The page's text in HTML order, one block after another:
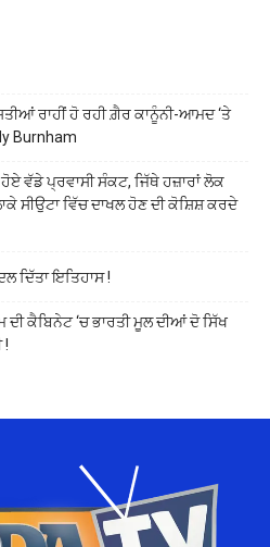
ਰਾਹੀਂ ਹੋ ਰਹੀ ਗ਼ੈਰ ਕਾਨੂੰਨੀ-ਆਮਦ ‘ਤੇ
Burnham
ਵੱਡੇ ਪ੍ਰਵਾਸੀ ਸੰਕਟ, ਜਿੱਥੇ ਹਜ਼ਾਰਾਂ ਲੋਕ
ਸੀਉਟਾ ਵਿੱਚ ਦਾਖਲ ਹੋਣ ਦੀ ਕੋਸ਼ਿਸ਼ ਕਰਦੇ
ਦਿੱਤਾ ਇਤਿਹਾਸ !
ਕੈਬਿਨੇਟ ‘ਚ ਭਾਰਤੀ ਮੂਲ ਦੀਆਂ ਦੋ ਸਿੱਖ
!